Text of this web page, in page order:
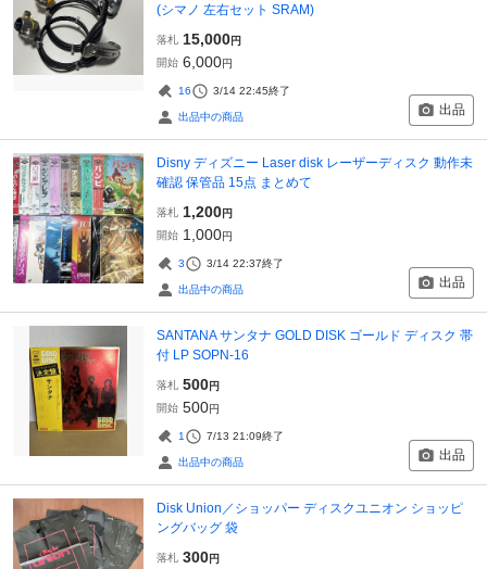
(シマノ 左右セット SRAM)
落札 15,000円
開始 6,000円
16 3/14 22:45終了
出品中の商品 出品
Disny ディズニー Laser disk レーザーディスク 動作未
確認 保管品 15点 まとめて
落札 1,200円
開始 1,000円
3 3/14 22:37終了
出品中の商品 出品
SANTANA サンタナ GOLD DISK ゴールド ディスク 帯
付 LP SOPN-16
落札 500円
開始 500円
1 7/13 21:09終了
出品中の商品 出品
Disk Union／ショッパー ディスクユニオン ショッピ
ングバッグ 袋
落札 300円